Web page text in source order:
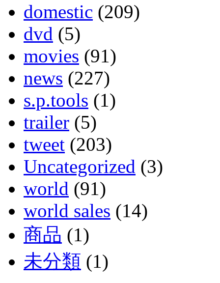
domestic (209)
dvd (5)
movies (91)
news (227)
s.p.tools (1)
trailer (5)
tweet (203)
Uncategorized (3)
world (91)
world sales (14)
商品 (1)
未分類 (1)